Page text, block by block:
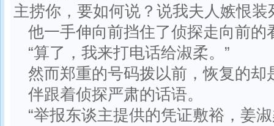
主捞你，要如何说？说我夫人嫉恨装
他一手伸向前挡住了侦探走向前的
“算了，我来打电话给淑柔。”
然而郑重的号码拨以前，恢复的却
伴跟着侦探严肃的话语。
“举报东谈主提供的凭证敷裕，姜